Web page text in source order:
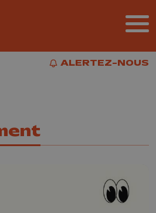
ALERTEZ-NOUS
ALERTEZ-NOUS